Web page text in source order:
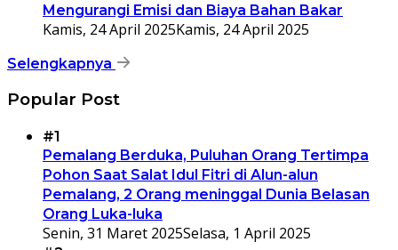
Mengurangi Emisi dan Biaya Bahan Bakar
Kamis, 24 April 2025Kamis, 24 April 2025
Selengkapnya
Popular Post
#1
Pemalang Berduka, Puluhan Orang Tertimpa
Pohon Saat Salat Idul Fitri di Alun-alun
Pemalang, 2 Orang meninggal Dunia Belasan
Orang Luka-luka
Senin, 31 Maret 2025Selasa, 1 April 2025